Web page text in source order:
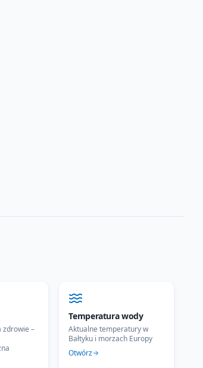
zdrowie –
Temperatura wody
Aktualne temperatury w
Bałtyku i morzach Europy
Otwórz